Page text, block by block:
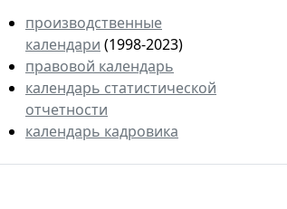
производственные
календари (1998-2023)
правовой календарь
календарь статистической
отчетности
календарь кадровика